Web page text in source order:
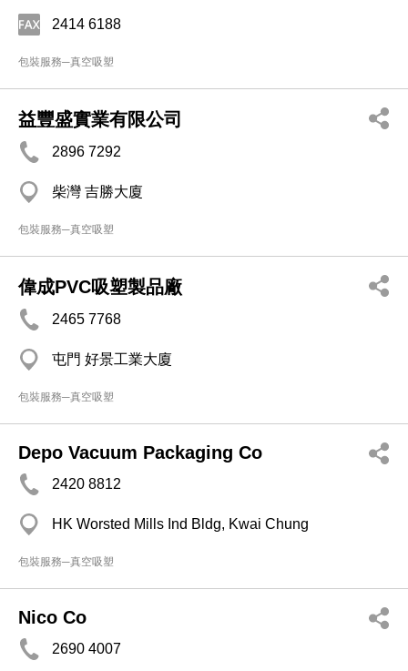
2414 6188
包裝服務─真空吸塑
益豐盛實業有限公司
2896 7292
柴灣 吉勝大廈
包裝服務─真空吸塑
偉成PVC吸塑製品廠
2465 7768
屯門 好景工業大廈
包裝服務─真空吸塑
Depo Vacuum Packaging Co
2420 8812
HK Worsted Mills Ind Bldg, Kwai Chung
包裝服務─真空吸塑
Nico Co
2690 4007